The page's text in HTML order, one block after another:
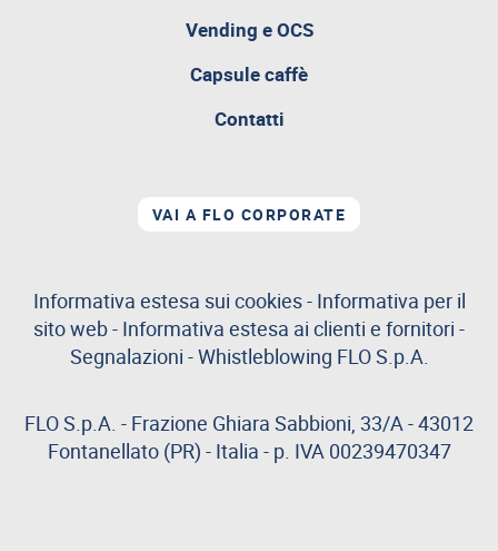
Vending e OCSpagina
Capsule caffè
Contatti
VAI A FLO CORPORATE
Informativa estesa sui cookies- Informativa per il
sito web- Informativa estesa ai clienti e fornitori -
Segnalazioni -Whistleblowing FLO S.p.A.
FLO S.p.A. - Frazione Ghiara Sabbioni, 33/A - 43012
Fontanellato (PR) - Italia - p. IVA 00239470347